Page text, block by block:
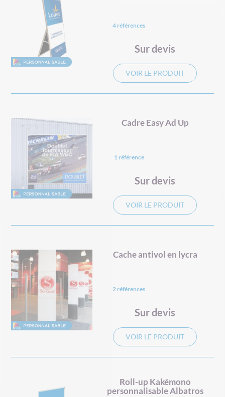
4 références
Sur devis
VOIR LE PRODUIT
Cadre Easy Ad Up
1 référence
Sur devis
VOIR LE PRODUIT
Cache antivol en lycra
2 références
Sur devis
VOIR LE PRODUIT
Roll-up Kakémono
personnalisable Albatros